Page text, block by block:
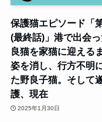
保護猫エピソード「
(最終話)」港で出会
良猫を家猫に迎える
姿を消し、行方不明
た野良子猫。そして
護、現在
2025年1月30日